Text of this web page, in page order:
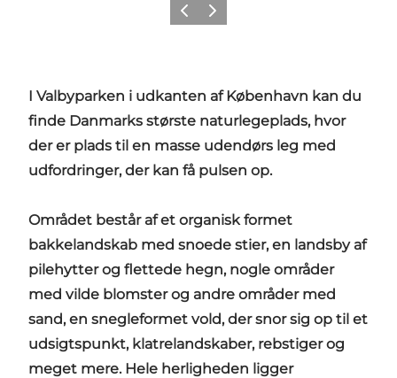
Previous
Next
I Valbyparken i udkanten af København kan du
finde Danmarks største naturlegeplads, hvor
der er plads til en masse udendørs leg med
udfordringer, der kan få pulsen op.
Området består af et organisk formet
bakkelandskab med snoede stier, en landsby af
pilehytter og flettede hegn, nogle områder
med vilde blomster og andre områder med
sand, en snegleformet vold, der snor sig op til et
udsigtspunkt, klatrelandskaber, rebstiger og
meget mere. Hele herligheden ligger